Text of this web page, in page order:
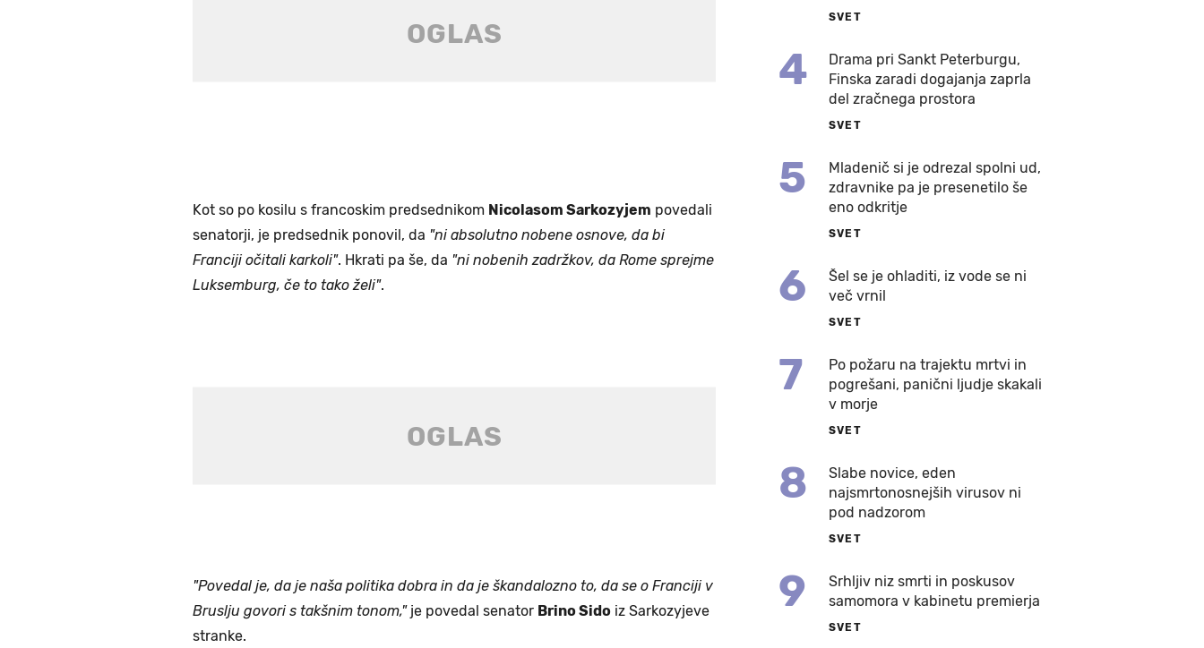
Kot so po kosilu s francoskim predsednikom Nicolasom Sarkozyjem povedali
senatorji, je predsednik ponovil, da "ni absolutno nobene osnove, da bi
Franciji očitali karkoli". Hkrati pa še, da "ni nobenih zadržkov, da Rome sprejme
Luksemburg, če to tako želi".
"Povedal je, da je naša politika dobra in da je škandalozno to, da se o Franciji v
Bruslju govori s takšnim tonom,"je povedal senator Brino Sido iz Sarkozyjeve
stranke.
SVET
4
Drama pri Sankt Peterburgu,
Finska zaradi dogajanja zaprla
del zračnega prostora
SVET
5
Mladenič si je odrezal spolni ud,
zdravnike pa je presenetilo še
eno odkritje
SVET
6
Šel se je ohladiti, iz vode se ni
več vrnil
SVET
7
Po požaru na trajektu mrtvi in
pogrešani, panični ljudje skakali
v morje
SVET
8
Slabe novice, eden
najsmrtonosnejših virusov ni
pod nadzorom
SVET
9
Srhljiv niz smrti in poskusov
samomora v kabinetu premierja
SVET